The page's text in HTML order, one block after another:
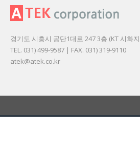
경기도 시흥시 공단1대로 247 3층 (KT 시화
TEL. 031) 499-9587 | FAX. 031) 319-9110
atek@atek.co.kr